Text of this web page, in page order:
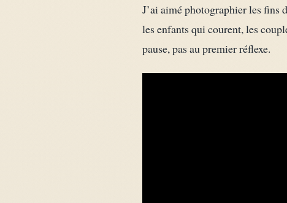
J’ai aimé photographier les fins
les enfants qui courent, les
pause, pas au premier réflexe.